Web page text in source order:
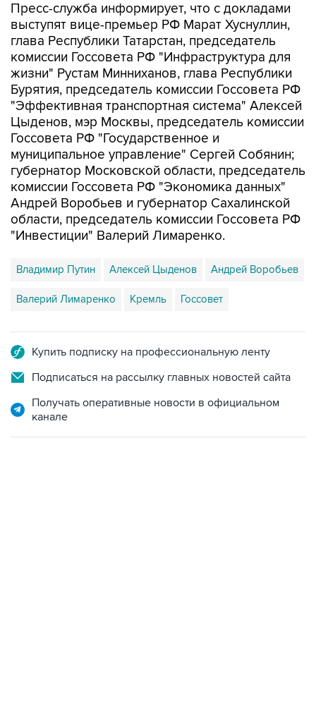
Пресс-служба информирует, что с докладами
выступят вице-премьер РФ Марат Хуснуллин,
глава Республики Татарстан, председатель
комиссии Госсовета РФ "Инфраструктура для
жизни" Рустам Минниханов, глава Республики
Бурятия, председатель комиссии Госсовета РФ
"Эффективная транспортная система" Алексей
Цыденов, мэр Москвы, председатель комиссии
Госсовета РФ "Государственное и
муниципальное управление" Сергей Собянин;
губернатор Московской области, председатель
комиссии Госсовета РФ "Экономика данных"
Андрей Воробьев и губернатор Сахалинской
области, председатель комиссии Госсовета РФ
"Инвестиции" Валерий Лимаренко.
Владимир Путин Алексей Цыденов Андрей Воробьев
Валерий Лимаренко Кремль Госсовет
Купить подписку на профессиональную ленту
Подписаться на рассылку главных новостей сайта
Получать оперативные новости в официальном
канале